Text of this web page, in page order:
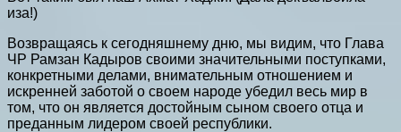
иза!)
Возвращаясь к сегодняшнему дню, мы видим, что Глава
ЧР Рамзан Кадыров своими значительными поступками,
конкретными делами, внимательным отношением и
искренней заботой о своем народе убедил весь мир в
том, что он является достойным сыном своего отца и
преданным лидером своей республики.